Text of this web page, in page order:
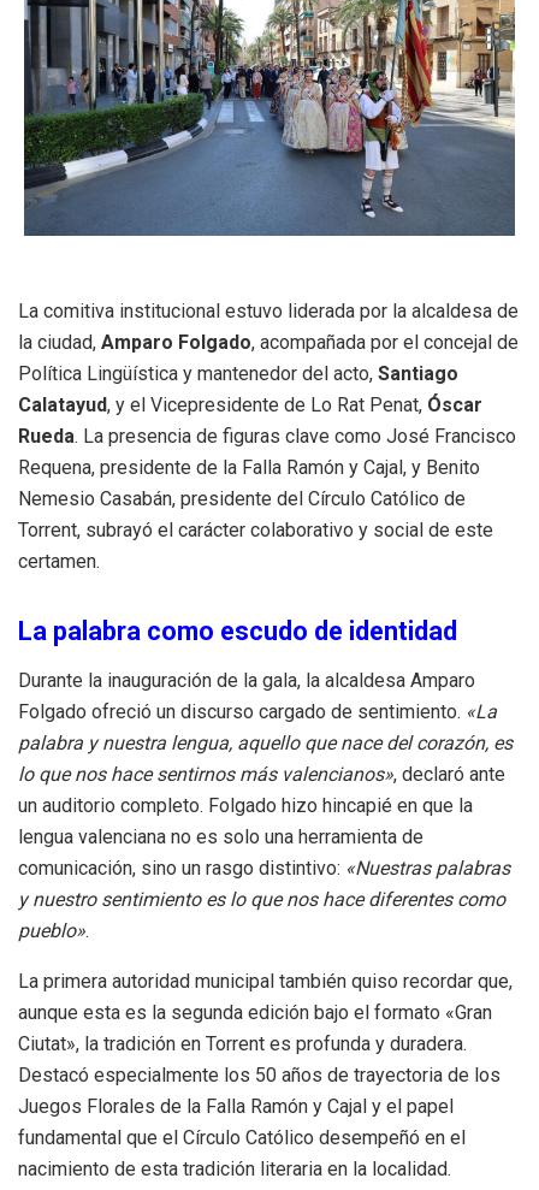
La comitiva institucional estuvo liderada por la alcaldesa de
la ciudad, Amparo Folgado, acompañada por el concejal de
Política Lingüística y mantenedor del acto, Santiago
Calatayud, y el Vicepresidente de Lo Rat Penat, Óscar
Rueda. La presencia de figuras clave como José Francisco
Requena, presidente de la Falla Ramón y Cajal, y Benito
Nemesio Casabán, presidente del Círculo Católico de
Torrent, subrayó el carácter colaborativo y social de este
certamen.
La palabra como escudo de identidad
Durante la inauguración de la gala, la alcaldesa Amparo
Folgado ofreció un discurso cargado de sentimiento. «La
palabra y nuestra lengua, aquello que nace del corazón, es
lo que nos hace sentirnos más valencianos», declaró ante
un auditorio completo. Folgado hizo hincapié en que la
lengua valenciana no es solo una herramienta de
comunicación, sino un rasgo distintivo: «Nuestras palabras
y nuestro sentimiento es lo que nos hace diferentes como
pueblo».
La primera autoridad municipal también quiso recordar que,
aunque esta es la segunda edición bajo el formato «Gran
Ciutat», la tradición en Torrent es profunda y duradera.
Destacó especialmente los 50 años de trayectoria de los
Juegos Florales de la Falla Ramón y Cajal y el papel
fundamental que el Círculo Católico desempeñó en el
nacimiento de esta tradición literaria en la localidad.